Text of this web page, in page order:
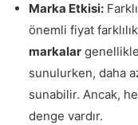
Marka Etkisi:
önemli fiyat
markalar
sunulurken, daha
sunabilir. Ancak,
denge vardır.